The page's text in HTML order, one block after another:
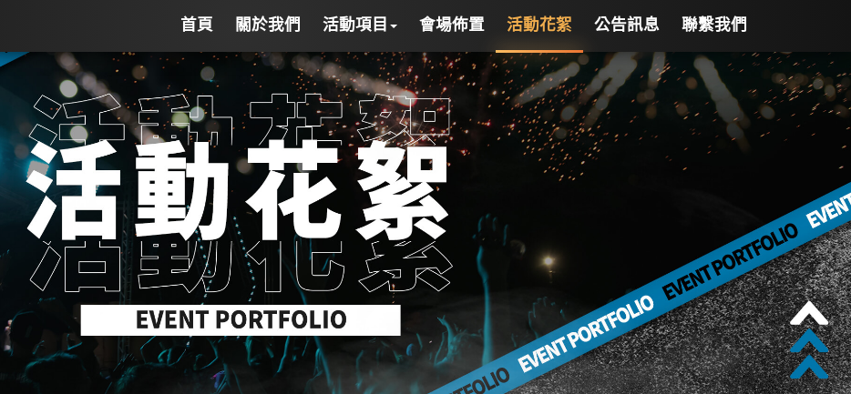
首頁 關於我們 活動項目 會場佈置 活動花絮 公告訊息 聯繫我們